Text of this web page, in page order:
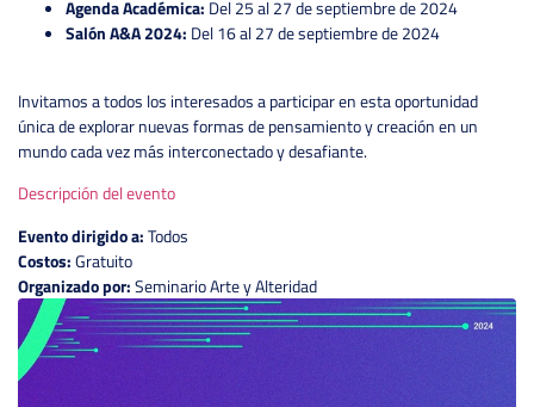
Agenda Académica: Del 25 al 27 de septiembre de 2024
Salón A&A 2024: Del 16 al 27 de septiembre de 2024
Invitamos a todos los interesados a participar en esta oportunidad
única de explorar nuevas formas de pensamiento y creación en un
mundo cada vez más interconectado y desafiante.
Descripción del evento
Evento dirigido a:Todos
Costos:Gratuito
Organizado por:Seminario Arte y Alteridad